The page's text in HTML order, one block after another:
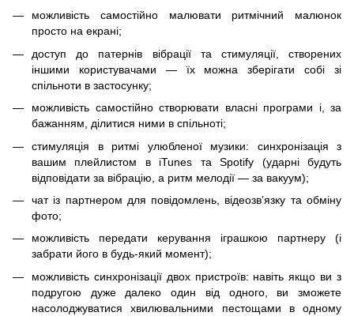
можливість самостійно малювати ритмічний малюнок
просто на екрані;
доступ до патернів вібрації та стимуляції, створених
іншими користувачами — їх можна зберігати собі зі
спільноти в застосунку;
можливість самостійно створювати власні програми і, за
бажанням, ділитися ними в спільноті;
стимуляція в ритмі улюбленої музики: синхронізація з
вашим плейлистом в iTunes та Spotify (ударні будуть
відповідати за вібрацію, а ритм мелодії — за вакуум);
чат із партнером для повідомлень, відеозв’язку та обміну
фото;
можливість передати керування іграшкою партнеру (і
забрати його в будь-який момент);
можливість синхронізації двох пристроїв: навіть якщо ви з
подругою дуже далеко один від одного, ви зможете
насолоджуватися хвилювальними пестощами в одному